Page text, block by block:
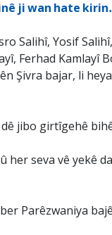
ji wan hate kirin.
Salihî, Yosif
Ferhad Kamlayî
Şivra bajar, li
jibo girtîgehê
seva vê yekê
Parêzwaniya